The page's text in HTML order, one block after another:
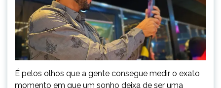
É pelos olhos que a gente consegue medir o exato
momento em que um sonho deixa de ser uma